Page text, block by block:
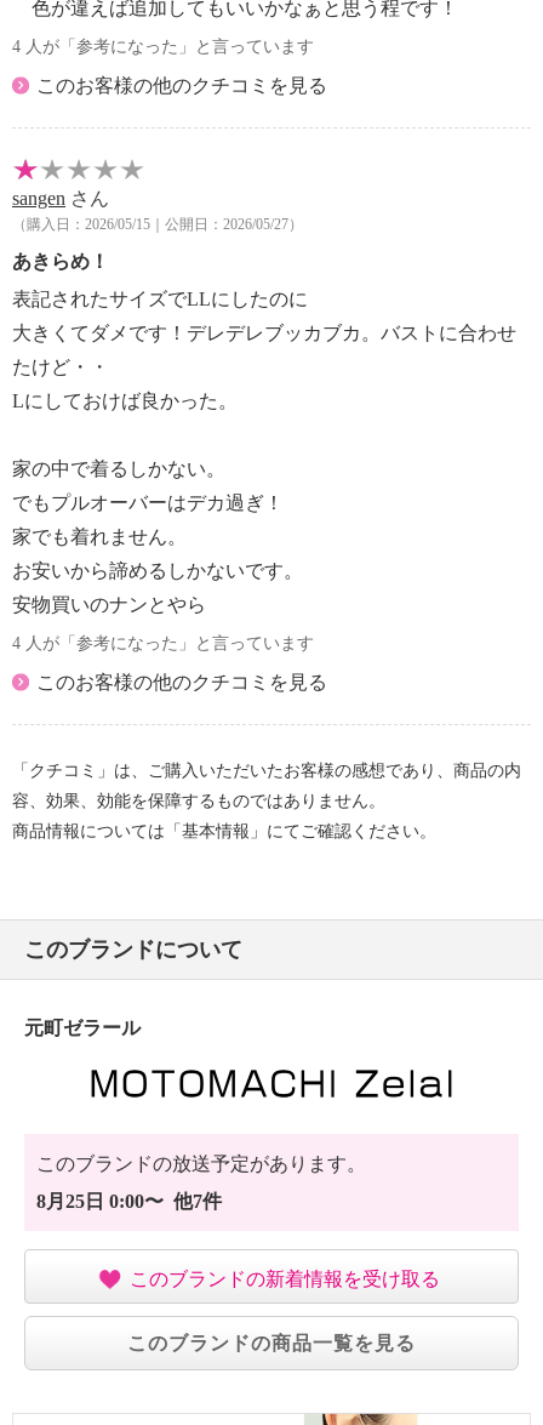
・ポケット：なし
【素材】
【メンテナンス（絵表示ラベル）】
・手洗い：可
・漂白処理：塩素系・酸素系漂白不可
・タンブル乾燥：不可
・自然乾燥：日陰の吊り干し
・ドライクリーニング：石油系ドライクリーニング可
・ウエットクリーニング：可
【メンテナンス（ケアラベル）】
・長時間照射による変退色注意
・単品洗い
・水や汗などによる色落ち、色移り注意
・素材の特性上、多少の縮みあり
・毛玉が生じるおそれあり
・過度な力をかけない
・ネット使用
【原産国（地）】
・中国製
＜タンクトップＰＯ※色選択不可＞
・裾スリット：なし
・ポケット：なし
【素材】
・漂白処理：塩素系・酸素系漂白不可
・アイロン仕上げ：可（高温）
・ウエットクリーニング：可
・洗濯の繰り返しによる変退色注意
・クリーニングの繰り返しによる変退色注意
・摩擦による色落ち、色移り注意
・素材の特性上、多少の縮みあり
・過度な力をかけない
色が違えば追加してもいいかなぁと思う程です！
4 人が「参考になった」と言っています
このお客様の他のクチコミを見る
sangen さん
（購入日：2026/05/15｜公開日：2026/05/27）
あきらめ！
表記されたサイズでLLにしたのに
大きくてダメです！デレデレブッカブカ。バストに合わせ
たけど・・
Lにしておけば良かった。
家の中で着るしかない。
でもプルオーバーはデカ過ぎ！
家でも着れません。
お安いから諦めるしかないです。
安物買いのナンとやら
4 人が「参考になった」と言っています
このお客様の他のクチコミを見る
「クチコミ」は、ご購入いただいたお客様の感想であり、商品の内
容、効果、効能を保障するものではありません。
商品情報については「基本情報」にてご確認ください。
このブランドについて
元町ゼラール
このブランドの放送予定があります。
8月25日 0:00〜 他7件
このブランドの新着情報を受け取る
このブランドの商品一覧を見る